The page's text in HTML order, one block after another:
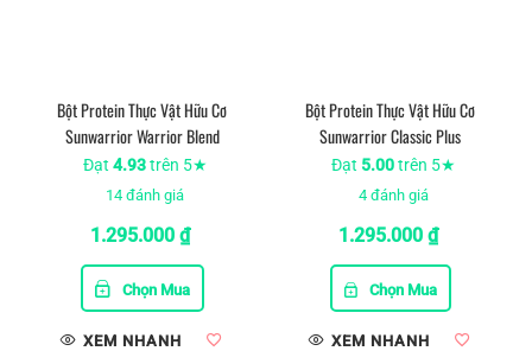
Bột Protein Thực Vật Hữu Cơ
Sunwarrior Warrior Blend
Đạt 4.93trên 5★
14 đánh giá
1.295.000 ₫
Chọn Mua
XEM NHANH
Bột Protein Thực Vật Hữu Cơ
Sunwarrior Classic Plus
Đạt 5.00trên 5★
4đánh giá
1.295.000 ₫
Chọn Mua
XEM NHANH